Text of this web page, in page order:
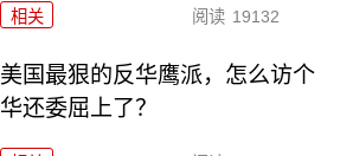
相关 阅读 19132
美国最狠的反华鹰派，怎么访个
华还委屈上了？